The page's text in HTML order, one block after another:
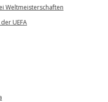
Weltmeisterschaften
UEFA